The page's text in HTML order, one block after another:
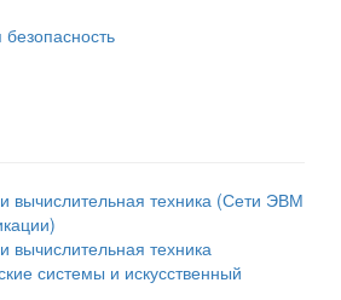
вычислительная техника (Сети ЭВМ
вычислительная техника
системы и искусственный